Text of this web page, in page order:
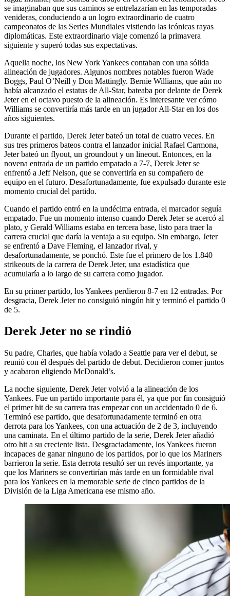
se imaginaban que sus caminos se entrelazarían en las temporadas
venideras, conduciendo a un logro extraordinario de cuatro
campeonatos de las Series Mundiales vistiendo las icónicas rayas
diplomáticas. Este extraordinario viaje comenzó la primavera
siguiente y superó todas sus expectativas.
Aquella noche, los New York Yankees contaban con una sólida
alineación de jugadores. Algunos nombres notables fueron Wade
Boggs, Paul O’Neill y Don Mattingly. Bernie Williams, que aún no
había alcanzado el estatus de All-Star, bateaba por delante de Derek
Jeter en el octavo puesto de la alineación. Es interesante ver cómo
Williams se convertiría más tarde en un jugador All-Star en los dos
años siguientes.
Durante el partido, Derek Jeter bateó un total de cuatro veces. En
sus tres primeros bateos contra el lanzador inicial Rafael Carmona,
Jeter bateó un flyout, un groundout y un lineout. Entonces, en la
novena entrada de un partido empatado a 7-7, Derek Jeter se
enfrentó a Jeff Nelson, que se convertiría en su compañero de
equipo en el futuro. Desafortunadamente, fue expulsado durante este
momento crucial del partido.
Cuando el partido entró en la undécima entrada, el marcador seguía
empatado. Fue un momento intenso cuando Derek Jeter se acercó al
plato, y Gerald Williams estaba en tercera base, listo para traer la
carrera crucial que daría la ventaja a su equipo. Sin embargo, Jeter
se enfrentó a Dave Fleming, el lanzador rival, y
desafortunadamente, se ponchó. Este fue el primero de los 1.840
strikeouts de la carrera de Derek Jeter, una estadística que
acumularía a lo largo de su carrera como jugador.
En su primer partido, los Yankees perdieron 8-7 en 12 entradas. Por
desgracia, Derek Jeter no consiguió ningún hit y terminó el partido 0
de 5.
Derek Jeter no se rindió
Su padre, Charles, que había volado a Seattle para ver el debut, se
reunió con él después del partido de debut. Decidieron comer juntos
y acabaron eligiendo McDonald’s.
La noche siguiente, Derek Jeter volvió a la alineación de los
Yankees. Fue un partido importante para él, ya que por fin consiguió
el primer hit de su carrera tras empezar con un accidentado 0 de 6.
Terminó ese partido, que desafortunadamente terminó en otra
derrota para los Yankees, con una actuación de 2 de 3, incluyendo
una caminata. En el último partido de la serie, Derek Jeter añadió
otro hit a su creciente lista. Desgraciadamente, los Yankees fueron
incapaces de ganar ninguno de los partidos, por lo que los Mariners
barrieron la serie. Esta derrota resultó ser un revés importante, ya
que los Mariners se convertirían más tarde en un formidable rival
para los Yankees en la memorable serie de cinco partidos de la
División de la Liga Americana ese mismo año.